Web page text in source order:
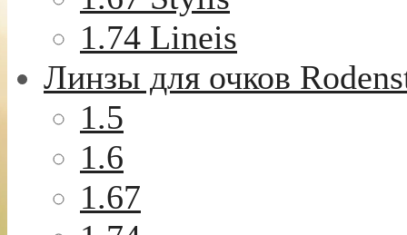
1.74 Lineis
Линзы для очков
1.5
1.6
1.67